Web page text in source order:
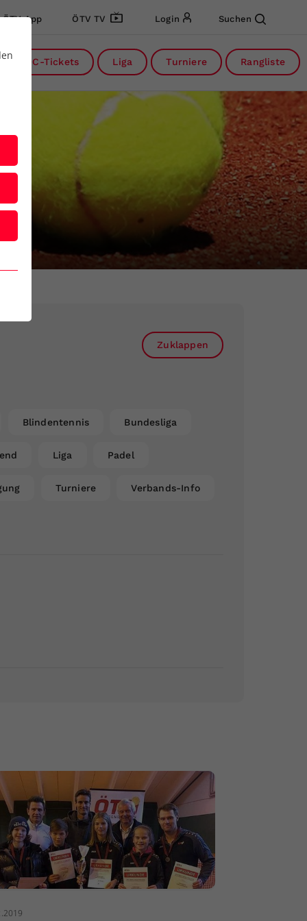
ÖTV App ÖTV TV Login Suchen
DC-Tickets Liga Turniere Rangliste
Zuklappen
Blindentennis Bundesliga
Liga Padel
Turniere Verbands-Info